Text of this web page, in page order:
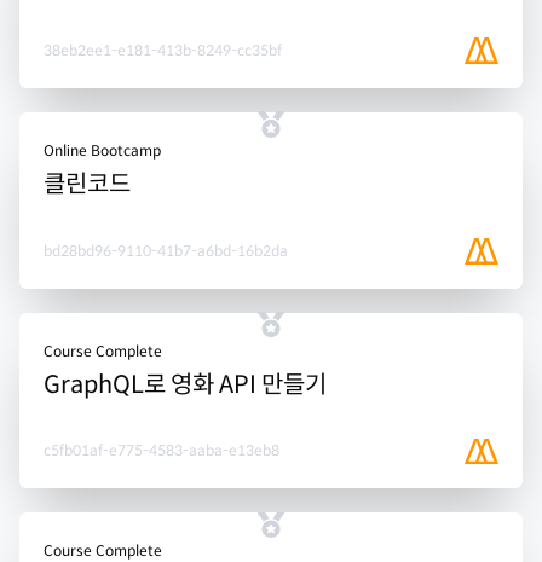
38eb2ee1-e181-413b-8249-cc35bf
Online Bootcamp
클린코드
bd28bd96-9110-41b7-a6bd-16b2da
Course Complete
GraphQL로 영화 API 만들기
c5fb01af-e775-4583-aaba-e13eb8
Course Complete